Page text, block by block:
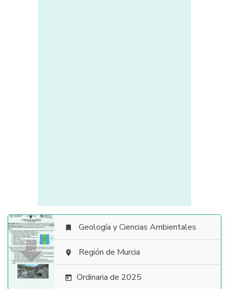

 Geología y Ciencias Ambientales
 Región de Murcia
 Ordinaria de 2025